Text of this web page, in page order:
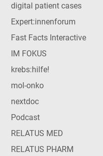
digital patient cases
Expert:innenforum
Fast Facts Interactive
IM FOKUS
krebs:hilfe!
mol-onko
nextdoc
Podcast
RELATUS MED
RELATUS PHARM